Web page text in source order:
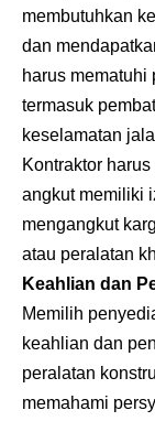
membutuhkan
dan
harus mematuhi
termasuk
keselamatan
Kontraktor
angkut memiliki
mengangkut
atau peralatan
Keahlian dan
Memilih
keahlian dan
peralatan
memahami